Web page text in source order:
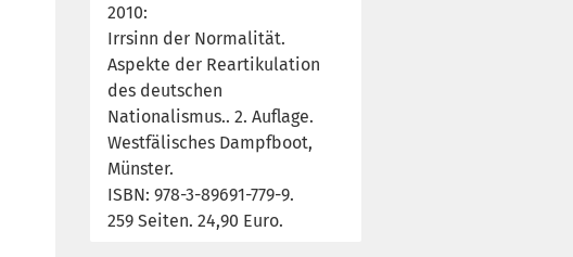
2010:
Irrsinn der Normalität.
Aspekte der Reartikulation
des deutschen
Nationalismus.. 2. Auflage.
Westfälisches Dampfboot,
Münster.
ISBN: 978-3-89691-779-9.
259 Seiten. 24,90 Euro.